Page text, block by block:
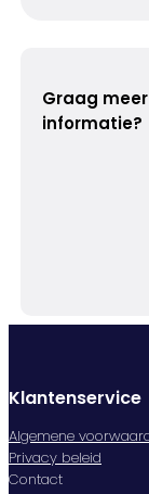
Graag meer
informatie?
Klantenservice
Algemene
Privacy beleid
Contact